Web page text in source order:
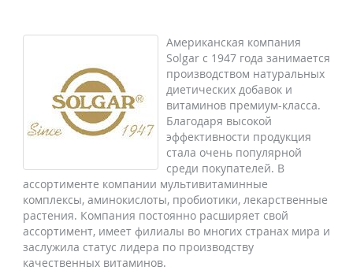
Американская компания
Solgar с 1947 года занимается
производством натуральных
диетических добавок и
витаминов премиум-класса.
Благодаря высокой
эффективности продукция
стала очень популярной
среди покупателей. В
ассортименте компании мультивитаминные
комплексы, аминокислоты, пробиотики, лекарственные
растения. Компания постоянно расширяет свой
ассортимент, имеет филиалы во многих странах мира и
заслужила статус лидера по производству
качественных витаминов.